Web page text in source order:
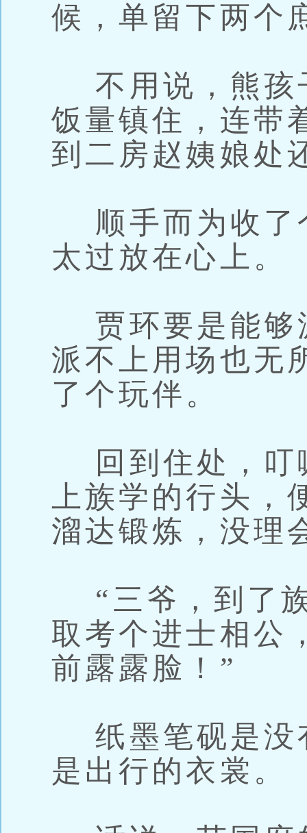
候，单留下两个
不用说，熊孩
饭量镇住，连带
到二房赵姨娘处
顺手而为收了
太过放在心上。
贾环要是能够
派不上用场也无
了个玩伴。
回到住处，叮
上族学的行头
溜达锻炼，没理
“三爷，到了
取考个进士相公
前露露脸！”
纸墨笔砚是没
是出行的衣裳。